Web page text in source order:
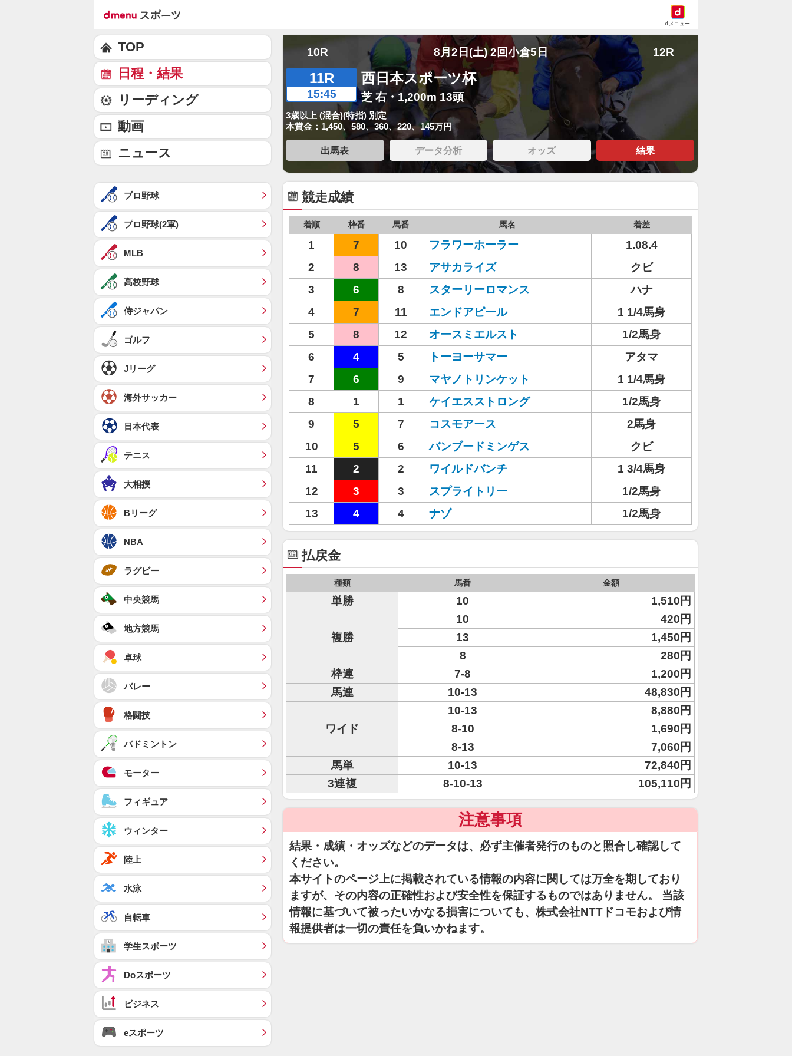
dメニュー
10R 8月2日(土) 2回小倉5日 12R
11R
15:45
西日本スポーツ杯
芝 右・1,200m 13頭
3歳以上 (混合)(特指) 別定
本賞金：1,450、580、360、220、145万円
出馬表 データ分析 オッズ 結果
競走成績
着順 枠番 馬番 馬名 着差
1 7 10 フラワーホーラー
1.08.4
2
8 13 アサカライズ
クビ
3
6 8 スターリーロマンス
ハナ
4
7 11 エンドアピール
1 1/4馬身
5
8 12 オースミエルスト
1/2馬身
6
4 5 トーヨーサマー
アタマ
7
6 9 マヤノトリンケット
1 1/4馬身
8
1 1 ケイエスストロング
1/2馬身
9
5 7 コスモアース
2馬身
10
5 6 バンブードミンゲス
クビ
11
2 2 ワイルドバンチ
1 3/4馬身
12
3 3 スプライトリー
1/2馬身
13
4 4 ナゾ 1/2馬身
払戻金
種類 馬番 金額
単勝 10 1,510円
複勝
10
420円
13
1,450円
8
280円
枠連
7-8
1,200円
馬連
10-13 48,830円
ワイド
10-13
8,880円
8-10
1,690円
8-13
7,060円
馬単
10-13
72,840円
3連複
8-10-13 105,110円
注意事項
結果・成績・オッズなどのデータは、必ず主催者発行のものと照合し確認して
ください。
本サイトのページ上に掲載されている情報の内容に関しては万全を期しており
ますが、その内容の正確性および安全性を保証するものではありません。 当該
情報に基づいて被ったいかなる損害についても、株式会社NTTドコモおよび情
報提供者は一切の責任を負いかねます。
TOP
日程・結果
リーディング
動画
ニュース
プロ野球
プロ野球(2軍)
MLB
高校野球
侍ジャパン
ゴルフ
Jリーグ
海外サッカー
日本代表
テニス
大相撲
Bリーグ
NBA
ラグビー
中央競馬
地方競馬
卓球
バレー
格闘技
バドミントン
モーター
フィギュア
ウィンター
陸上
水泳
自転車
学生スポーツ
Doスポーツ
ビジネス
eスポーツ